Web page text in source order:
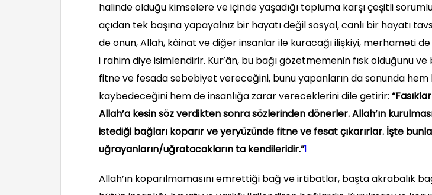
halinde olduğu kimselere ve içinde yaşadığı topluma karşı çeşitli
açıdan tek başına yapayalnız bir hayatı değil sosyal, canlı bir hayatı
de onun, Allah, kâinat ve diğer insanlar ile kuracağı ilişkiyi, merhameti
i rahim diye isimlendirir. Kur’ân, bu bağı gözetmemenin fısk olduğunu
fitne ve fesada sebebiyet vereceğini, bunu yapanların da sonunda hem
kaybedeceğini hem de insanlığa zarar vereceklerini dile getirir:
Allah’a kesin söz verdikten sonra sözlerinden dönerler. Allah’ın
istediği bağları koparır ve yeryüzünde fitne ve fesat çıkarırlar. İşte
uğrayanların/uğratacakların ta kendileridir.”1
Allah’ın koparılmamasını emrettiği bağ ve irtibatlar, başta akrabalık